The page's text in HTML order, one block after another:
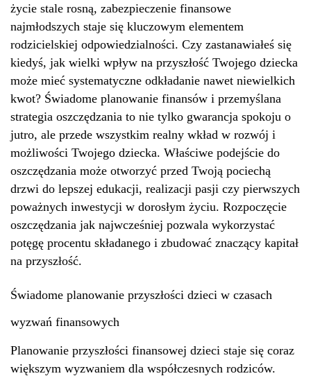
życie stale rosną, zabezpieczenie finansowe
najmłodszych staje się kluczowym elementem
rodzicielskiej odpowiedzialności. Czy zastanawiałeś się
kiedyś, jak wielki wpływ na przyszłość Twojego dziecka
może mieć systematyczne odkładanie nawet niewielkich
kwot? Świadome planowanie finansów i przemyślana
strategia oszczędzania to nie tylko gwarancja spokoju o
jutro, ale przede wszystkim realny wkład w rozwój i
możliwości Twojego dziecka. Właściwe podejście do
oszczędzania może otworzyć przed Twoją pociechą
drzwi do lepszej edukacji, realizacji pasji czy pierwszych
poważnych inwestycji w dorosłym życiu. Rozpoczęcie
oszczędzania jak najwcześniej pozwala wykorzystać
potęgę procentu składanego i zbudować znaczący kapitał
na przyszłość.
Świadome planowanie przyszłości dzieci w czasach
wyzwań finansowych
Planowanie przyszłości finansowej dzieci staje się coraz
większym wyzwaniem dla współczesnych rodziców.